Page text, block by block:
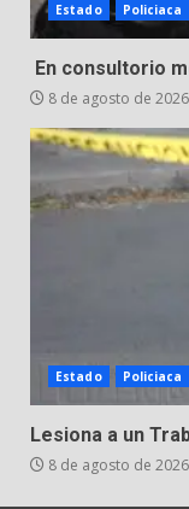
Estado Policiaca
En consultorio
8 de agosto de 2026
Estado Policiaca
Lesiona a un
8 de agosto de 2026